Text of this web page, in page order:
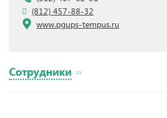
(812) 457-88-32
www.pgups-tempus.ru
Сотрудники